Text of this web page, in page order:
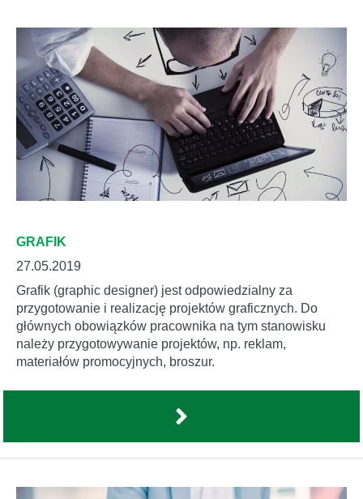
GRAFIK
27.05.2019
Grafik (graphic designer) jest odpowiedzialny za
przygotowanie i realizację projektów graficznych. Do
głównych obowiązków pracownika na tym stanowisku
należy przygotowywanie projektów, np. reklam,
materiałów promocyjnych, broszur.